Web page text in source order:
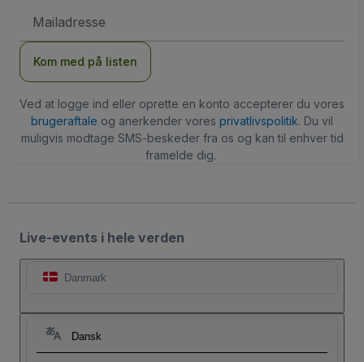
adresse
Kom med på listen
Ved at logge ind eller oprette en konto accepterer du vores
brugeraftale og anerkender vores privatlivspolitik. Du vil
muligvis modtage SMS-beskeder fra os og kan til enhver tid
framelde dig.
Live-events i hele verden
Danmark
Dansk